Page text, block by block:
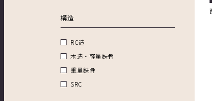
構造
RC造
木造・軽量鉄骨
重量鉄骨
SRC